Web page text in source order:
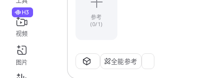
视频
H3
图片
参考
(0/1)
全能参考